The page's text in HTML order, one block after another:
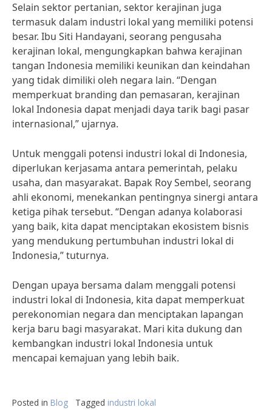
Selain sektor pertanian, sektor kerajinan juga
termasuk dalam industri lokal yang memiliki potensi
besar. Ibu Siti Handayani, seorang pengusaha
kerajinan lokal, mengungkapkan bahwa kerajinan
tangan Indonesia memiliki keunikan dan keindahan
yang tidak dimiliki oleh negara lain. “Dengan
memperkuat branding dan pemasaran, kerajinan
lokal Indonesia dapat menjadi daya tarik bagi pasar
internasional,” ujarnya.
Untuk menggali potensi industri lokal di Indonesia,
diperlukan kerjasama antara pemerintah, pelaku
usaha, dan masyarakat. Bapak Roy Sembel, seorang
ahli ekonomi, menekankan pentingnya sinergi antara
ketiga pihak tersebut. “Dengan adanya kolaborasi
yang baik, kita dapat menciptakan ekosistem bisnis
yang mendukung pertumbuhan industri lokal di
Indonesia,” tuturnya.
Dengan upaya bersama dalam menggali potensi
industri lokal di Indonesia, kita dapat memperkuat
perekonomian negara dan menciptakan lapangan
kerja baru bagi masyarakat. Mari kita dukung dan
kembangkan industri lokal Indonesia untuk
mencapai kemajuan yang lebih baik.
Posted in Blog Tagged industri lokal